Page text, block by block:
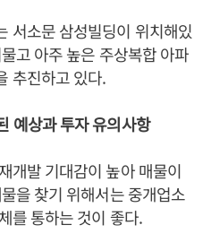
서소문 삼성빌딩이 위치해있
고 아주 높은 주상복합 아파
추진하고 있다.
예상과 투자 유의사항
개발 기대감이 높아 매물이
을 찾기 위해서는 중개업소
를 통하는 것이 좋다.